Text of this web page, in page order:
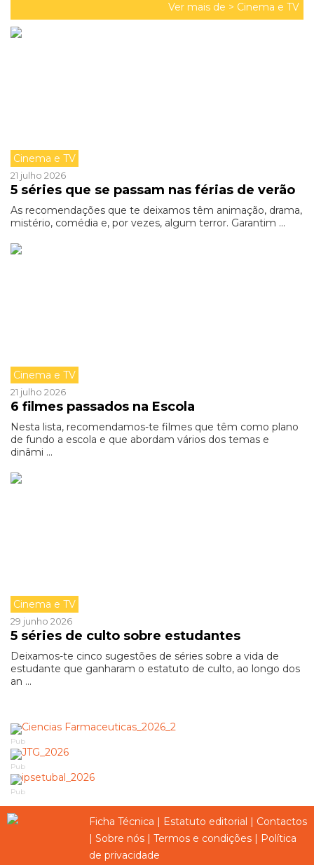
Ver mais de > Cinema e TV
Cinema e TV
21 julho 2026
5 séries que se passam nas férias de verão
As recomendações que te deixamos têm animação, drama,
mistério, comédia e, por vezes, algum terror. Garantim ...
Cinema e TV
21 julho 2026
6 filmes passados na Escola
Nesta lista, recomendamos-te filmes que têm como plano
de fundo a escola e que abordam vários dos temas e
dinâmi ...
Cinema e TV
29 junho 2026
5 séries de culto sobre estudantes
Deixamos-te cinco sugestões de séries sobre a vida de
estudante que ganharam o estatuto de culto, ao longo dos
an ...
Pub
Pub
Pub
Ficha Técnica | Estatuto editorial | Contactos
| Sobre nós | Termos e condições | Política
de privacidade